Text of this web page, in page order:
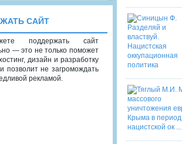
САЙТ
поддержать сайт
— это не только поможет
дизайн и разработку
позволит не загромождать
рекламой.